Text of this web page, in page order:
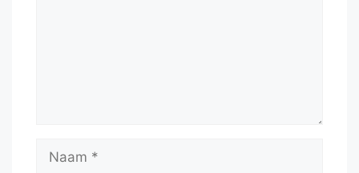
Naam